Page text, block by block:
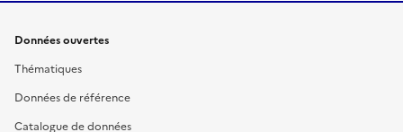
Données ouvertes
Thématiques
Données de référence
Catalogue de données